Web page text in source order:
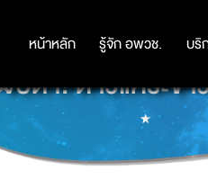
หน้าหลัก รู้จัก อพวช. บริ
หน้าหลัก รู้จัก อพวช. บริ
จับตา! ดาวแคระขา